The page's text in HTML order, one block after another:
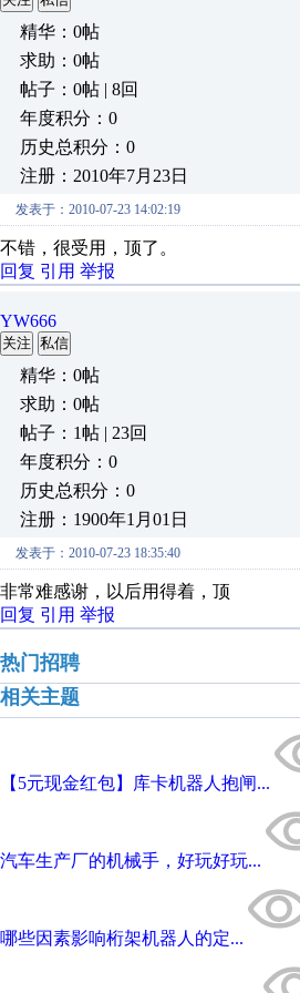
精华：0帖
求助：0帖
帖子：0帖 | 8回
年度积分：0
历史总积分：0
注册：2010年7月23日
发表于：2010-07-23 14:02:19
不错，很受用，顶了。
回复 引用 举报
YW666
关注 私信
精华：0帖
求助：0帖
帖子：1帖 | 23回
年度积分：0
历史总积分：0
注册：1900年1月01日
发表于：2010-07-23 18:35:40
非常难感谢，以后用得着，顶
回复 引用 举报
热门招聘
相关主题
【5元现金红包】库卡机器人抱闸...
汽车生产厂的机械手，好玩好玩...
哪些因素影响桁架机器人的定...